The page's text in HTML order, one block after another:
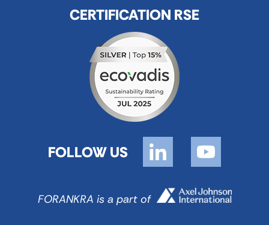
CERTIFICATION RSE
FOLLOW US
FORANKRA is a part of